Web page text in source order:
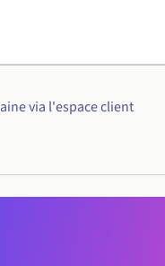
via l'espace client